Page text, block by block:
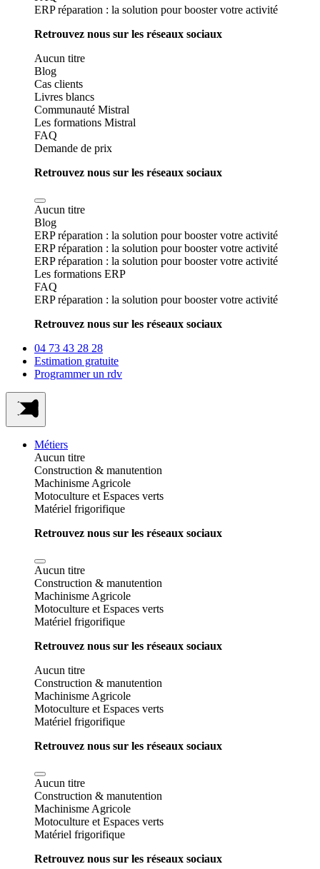
ERP réparation : la solution pour booster votre activité
Retrouvez nous sur les réseaux sociaux
Aucun titre
Blog
Cas clients
Livres blancs
Communauté Mistral
Les formations Mistral
FAQ
Demande de prix
Retrouvez nous sur les réseaux sociaux
Aucun titre
Blog
ERP réparation : la solution pour booster votre activité
ERP réparation : la solution pour booster votre activité
ERP réparation : la solution pour booster votre activité
Les formations ERP
FAQ
ERP réparation : la solution pour booster votre activité
Retrouvez nous sur les réseaux sociaux
04 73 43 28 28
Estimation gratuite
Programmer un rdv
Métiers
Aucun titre
Construction & manutention
Machinisme Agricole
Motoculture et Espaces verts
Matériel frigorifique
Retrouvez nous sur les réseaux sociaux
Aucun titre
Construction & manutention
Machinisme Agricole
Motoculture et Espaces verts
Matériel frigorifique
Retrouvez nous sur les réseaux sociaux
Aucun titre
Construction & manutention
Machinisme Agricole
Motoculture et Espaces verts
Matériel frigorifique
Retrouvez nous sur les réseaux sociaux
Aucun titre
Construction & manutention
Machinisme Agricole
Motoculture et Espaces verts
Matériel frigorifique
Retrouvez nous sur les réseaux sociaux